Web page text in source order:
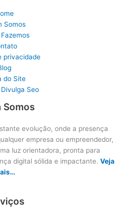
Somos
privacidade
do Site
Seo
Somos
evolução, onde a presença
empresa ou empreendedor,
luz orientadora, pronta para
digital sólida e impactante. Veja